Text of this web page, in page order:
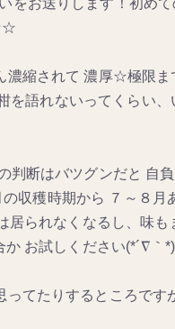
お送りします！初め
縮されて 濃厚☆極限
を語れないってくらい
断はバツグンだと 自
収穫時期から ７～８月
られなくなるし、味
お試しください(*´∇｀*)
てたりするところで